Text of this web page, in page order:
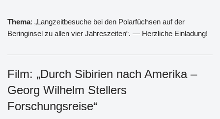
Thema: „Langzeitbesuche bei den Polarfüchsen auf der
Beringinsel zu allen vier Jahreszeiten“. — Herzliche Einladung!
Film: „Durch Sibirien nach Amerika –
Georg Wilhelm Stellers
Forschungsreise“